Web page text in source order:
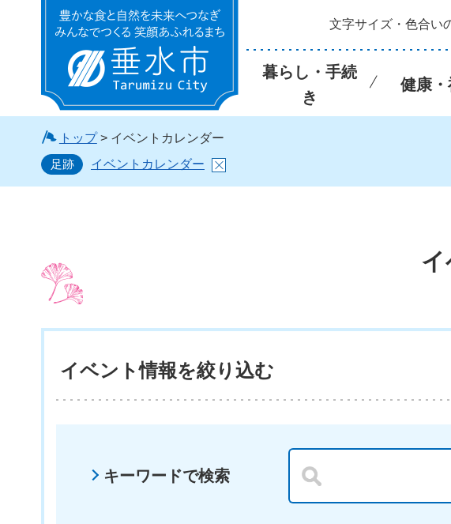
垂水市 文字サイズ・色合い
暮らし・手続
き
健康
トップ> イベントカレンダー
足跡
イベントカレンダー
イベント情報を絞り込む
キーワードで検索